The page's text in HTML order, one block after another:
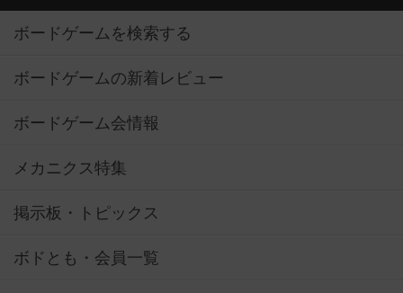
ボードゲームを検索する
ボードゲームの新着レビュー
ボードゲーム会情報
メカニクス特集
掲示板・トピックス
ボドとも・会員一覧